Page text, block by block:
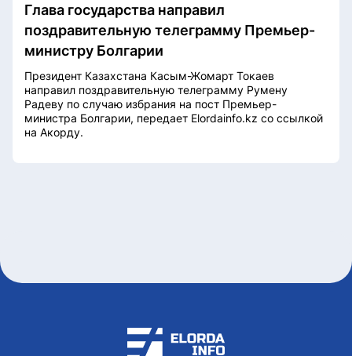
Глава государства направил
поздравительную телеграмму Премьер-
министру Болгарии
Президент Казахстана Касым-Жомарт Токаев
направил поздравительную телеграмму Румену
Радеву по случаю избрания на пост Премьер-
министра Болгарии, передает Elordainfo.kz со ссылкой
на Акорду.